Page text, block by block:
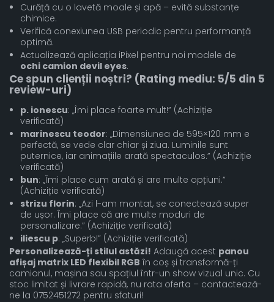
Curăță cu o lavetă moale și apă – evită substanțe
chimice.
Verifică conexiunea USB periodic pentru performanță
optimă.
Actualizează aplicația iPixel pentru noi modele de
ochi camion devil eyes.
Ce spun clienții noștri? (Rating mediu: 5/5 din 5
review-uri)
p. ionescu: „Îmi place foarte mult!” (Achiziție
verificată)
marinescu teodor: „Dimensiunea de 595×120 mm e
perfectă, se vede clar chiar și ziua. Luminile sunt
puternice, iar animațiile arată spectaculos.” (Achiziție
verificată)
bun: „Îmi place cum arată și are multe opțiuni.”
(Achiziție verificată)
strizu florin: „Azi l-am montat, se conectează super
de ușor. Îmi place că are multe moduri de
personalizare.” (Achiziție verificată)
iliescu p: „Superb!” (Achiziție verificată)
Personalizează-ți stilul astăzi! Adaugă acest panou
afișaj matrix LED flexibil RGB în coș și transformă-ți
camionul, mașina sau spațiul într-un show vizual unic. Cu
stoc limitat și livrare rapidă, nu rata oferta – contactează-
ne la 0752451272 pentru sfaturi!